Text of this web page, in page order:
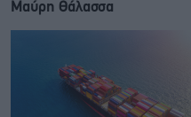
Μαύρη Θάλασσα